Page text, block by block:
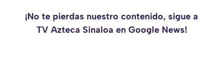
¡No te pierdas nuestro contenido, sigue a
TV Azteca Sinaloa en Google News!